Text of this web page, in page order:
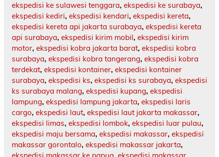
ekspedisi ke sulawesi tenggara, ekspedisi ke surabaya,
ekspedisi kediri, ekspedisi kendari, ekspedisi kereta,
ekspedisi kereta api jakarta surabaya, ekspedisi kereta
api surabaya, ekspedisi kirim mobil, ekspedisi kirim
motor, ekspedisi kobra jakarta barat, ekspedisi kobra
surabaya, ekspedisi kobra tangerang, ekspedisi kobra
terdekat, ekspedisi kontainer, ekspedisi kontainer
surabaya, ekspedisi ks, ekspedisi ks surabaya, ekspedisi
ks surabaya malang, ekspedisi kupang, ekspedisi
lampung, ekspedisi lampung jakarta, ekspedisi laris
cargo, ekspedisi laut, ekspedisi laut jakarta makassar,
ekspedisi limas, ekspedisi lombok, ekspedisi luar pulau,
ekspedisi maju bersama, ekspedisi makassar, ekspedisi
makassar gorontalo, ekspedisi makassar jakarta,